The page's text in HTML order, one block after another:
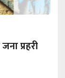
प्रहरी